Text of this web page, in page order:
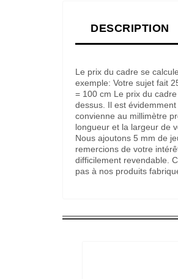
DESCRIPTION
Le prix du cadre se
exemple: Votre sujet fait
= 100 cm Le prix du
dessus. Il est
convienne au millimètre
longueur et la largeur de
Nous ajoutons 5 mm de
remercions de votre
difficilement revendable.
pas à nos produits